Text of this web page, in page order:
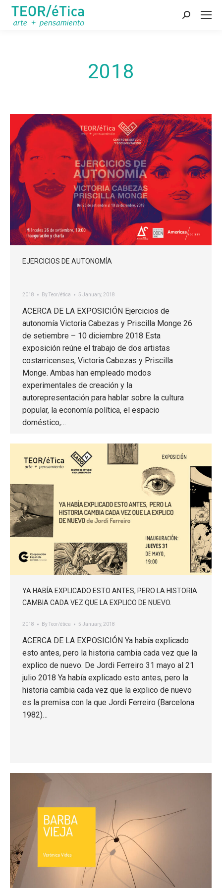
Search:
2018
EJERCICIOS DE AUTONOMÍA
2018 ByTeor/ética 5 January, 2018
ACERCA DE LA EXPOSICIÓN Ejercicios de
autonomía Victoria Cabezas y Priscilla Monge 26
de setiembre – 10 diciembre 2018 Esta
exposición reúne el trabajo de dos artistas
costarricenses, Victoria Cabezas y Priscilla
Monge. Ambas han empleado modos
experimentales de creación y la
autorepresentación para hablar sobre la cultura
popular, la economía política, el espacio
doméstico,…
YA HABÍA EXPLICADO ESTO ANTES, PERO LA HISTORIA
CAMBIA CADA VEZ QUE LA EXPLICO DE NUEVO.
2018 ByTeor/ética 5 January, 2018
ACERCA DE LA EXPOSICIÓN Ya había explicado
esto antes, pero la historia cambia cada vez que la
explico de nuevo. De Jordi Ferreiro 31 mayo al 21
julio 2018 Ya había explicado esto antes, pero la
historia cambia cada vez que la explico de nuevo
es la premisa con la que Jordi Ferreiro (Barcelona
1982)…